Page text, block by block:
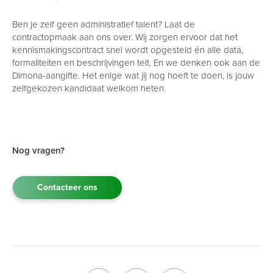
Ben je zelf geen administratief talent? Laat de
contractopmaak aan ons over. Wij zorgen ervoor dat het
kennismakingscontract snel wordt opgesteld én alle data,
formaliteiten en beschrijvingen telt. En we denken ook aan de
Dimona-aangifte. Het enige wat jij nog hoeft te doen, is jouw
zelfgekozen kandidaat welkom heten.
Nog vragen?
Contacteer ons